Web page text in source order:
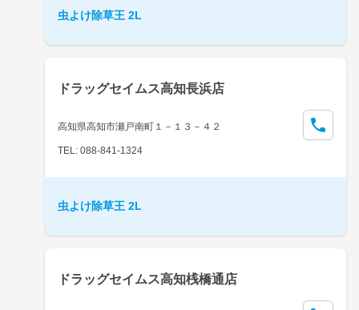
虫よけ除草王 2L
ドラッグセイムス高知長浜店
高知県高知市瀬戸南町１－１３－４２
TEL: 088-841-1324
虫よけ除草王 2L
ドラッグセイムス高知桟橋通店